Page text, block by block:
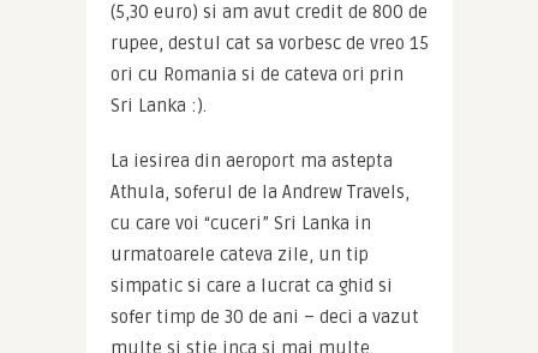
(5,30 euro) si am avut credit de 800 de
rupee, destul cat sa vorbesc de vreo 15
ori cu Romania si de cateva ori prin
Sri Lanka :).
La iesirea din aeroport ma astepta
Athula, soferul de la Andrew Travels,
cu care voi “cuceri” Sri Lanka in
urmatoarele cateva zile, un tip
simpatic si care a lucrat ca ghid si
sofer timp de 30 de ani – deci a vazut
multe si stie inca si mai multe.